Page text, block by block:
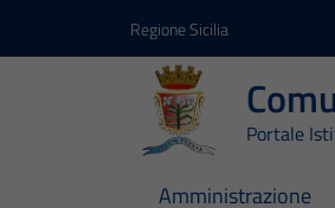
Regione Sicilia
Portale
Amministrazione